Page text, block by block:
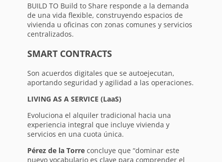
BUILD TO Build to Share responde a la demanda
de una vida flexible, construyendo espacios de
vivienda u oficinas con zonas comunes y servicios
centralizados.
SMART CONTRACTS
Son acuerdos digitales que se autoejecutan,
aportando seguridad y agilidad a las operaciones.
LIVING AS A SERVICE (LaaS)
Evoluciona el alquiler tradicional hacia una
experiencia integral que incluye vivienda y
servicios en una cuota única.
Pérez de la Torreconcluye que “dominar este
nuevo vocabulario es clave para comprender el